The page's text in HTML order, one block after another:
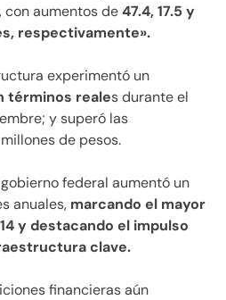
con aumentos de47.4, 17.5 y
respectivamente».
experimentó un
términos reales durante el
y superó las
de pesos.
federal aumentó un
anuales, marcando el mayor
y destacando el impulso
clave.
financieras aún